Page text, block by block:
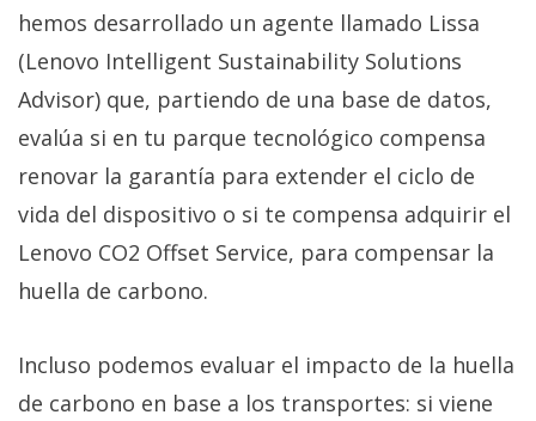
hemos desarrollado un agente llamado Lissa
(Lenovo Intelligent Sustainability Solutions
Advisor) que, partiendo de una base de datos,
evalúa si en tu parque tecnológico compensa
renovar la garantía para extender el ciclo de
vida del dispositivo o si te compensa adquirir el
Lenovo CO2 Offset Service, para compensar la
huella de carbono.
Incluso podemos evaluar el impacto de la huella
de carbono en base a los transportes: si viene